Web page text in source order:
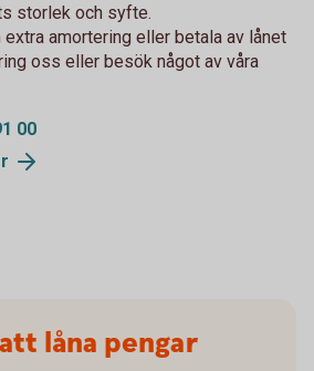
storlek och syfte.
extra amortering eller betala av lånet
oss eller besök något av våra
00
låna pengar